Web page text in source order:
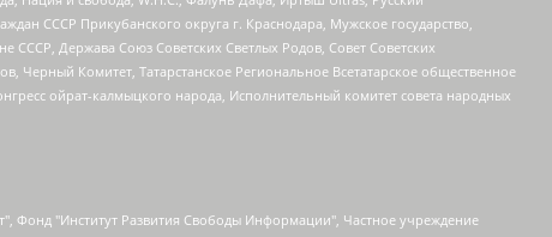
СССР Прикубанского округа г. Краснодара, Мужское государство,
Держава Союз Советских Светлых Родов, Совет Советских
Черный Комитет, Татарстанское Региональное Всетатарское общественное
ойрат-калмыцкого народа, Исполнительный комитет совета народных
общественное движение "Маяк", Санкт-Петербургская ЛГБТ-инициативная группа "Выход", Инициативная группа ЛГБТ+ "Реверс", Алексеев Андрей Викторович, Бекбулатова Таисия Львовна, Беляев Иван Михайлович, Владыкина Елена Сергеевна, Гельман Марат Александрович, Никульшина Вероника Юрьевна, Толоконникова Надежда Андреевна, Шендерович Виктор Анатольевич, Общество с ограниченной ответственностью "Данное сообщение", Общество с ограниченной ответственностью Издательский дом "Новая глава", Айнбиндер Александра Александровна, Московский комьюнити-центр для ЛГБТ+инициатив, Благотворительный фонд развития филантропии, Deutsche Welle (Германия, Kurt-Schumacher-Strasse 3, 53113 Bonn), Борзунова Мария Михайловна, Воробьев Виктор Викторович, Голубева Анна Львовна, Константинова Алла Михайловна, Малкова Ирина Владимировна, Мурадов Мурад Абдулгалимович, Осетинская Елизавета Николаевна, Понасенков Евгений Николаевич, Ганапольский Матвей Юрьевич, Киселев Евгений Алексеевич, Борухович Ирина Григорьевна, Дремин Иван Тимофеевич, Дубровский Дмитрий Викторович, Красноярская региональная общественная организация поддержки и развития альтернативных образовательных технологий и межкультурных коммуникаций "ИНТЕРРА", Маяковская Екатерина Алексеевна, Фейгин Марк Захарович, Филимонов Андрей Викторович, Дзугкоева Регина Николаевна, Доброхотов Роман Александрович, Дудь Юрий Александрович, Елкин Сергей Владимирович, Кругликов Кирилл Игоревич, Сабунаева Мария Леонидовна, Семенов Алексей Владимирович, Шаинян Карен Багратович, Шульман Екатерина Михайловна, Асафьев Артур Валерьевич, Вахштайн Виктор Семенович, Венедиктов Алексей Алексеевич, Лушникова Екатерина Евгеньевна, Волков Леонид Михайлович, Невзоров Александр Глебович, Пархоменко Сергей Борисович, Сироткин Ярослав Николаевич, Кара-Мурза Владимир Владимирович, Баранова Наталья Владимировна, Гозман Леонид Яковлевич, Кагарлицкий Борис Юльевич, Климарев Михаил Валерьевич, Милов Владимир Станиславович, Автономная некоммерческая организация Краснодарский центр современного искусства "Типография", Моргенштерн Алишер Тагирович, Соболь Любовь Эдуардовна, Общество с ограниченной ответственностью "ЛИЗА НОРМ", Каспаров Гарри Кимович, Ходорковский Михаил Борисович, Общество с ограниченной ответственностью "Апрельские тезисы", Данилович Ирина Брониславовна, Кашин Олег Владимирович, Петров Николай Владимирович, Пивоваров Алексей Владимирович, Соколов Михаил Владимирович, Цветкова Юлия Владимировна, Чичваркин Евгений Александрович, Комитет против пыток/Команда против пыток, Общество с ограниченной ответственностью "Первый научный", Общество с ограниченной ответственностью "Вертолет и ко", Белоцерковская Вероника Борисовна, Кац Максим Евгеньевич, Лазарева Татьяна Юрьевна, Шаведдинов Руслан Табризович, Яшин Илья Валерьевич, Общество с ограниченной ответственностью "Иноагент ААВ", Алешковский Дмитрий Петрович, Альбац Евгения Марковна, Быков Дмитрий Львович, Галямина Юлия Евгеньевна, Лойко Сергей Леонидович, Мартынов Кирилл Константинович, Медведев Сергей Александрович, Крашенинников Федор Геннадиевич, Гордеева Катерина Вл